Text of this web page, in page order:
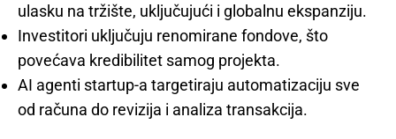
ulasku na tržište, uključujući i globalnu ekspanziju.
Investitori uključuju renomirane fondove, što
povećava kredibilitet samog projekta.
AI agenti startup-a targetiraju automatizaciju sve
od računa do revizija i analiza transakcija.